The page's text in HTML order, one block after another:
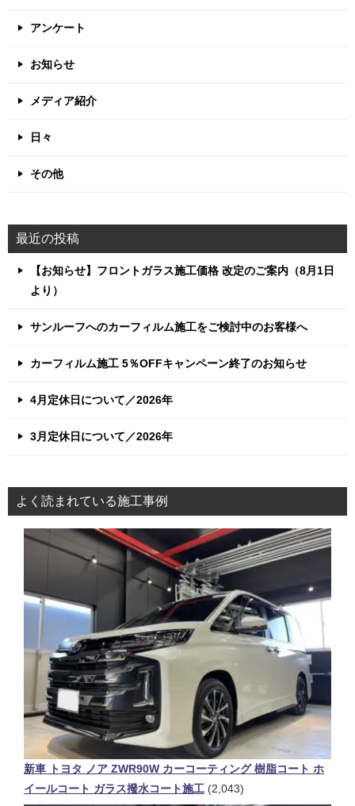
アンケート
お知らせ
メディア紹介
日々
その他
最近の投稿
【お知らせ】フロントガラス施工価格 改定のご案内（8月1日
より）
サンルーフへのカーフィルム施工をご検討中のお客様へ
カーフィルム施工 5％OFFキャンペーン終了のお知らせ
4月定休日について／2026年
3月定休日について／2026年
よく読まれている施工事例
新車 トヨタ ノア ZWR90W カーコーティング 樹脂コート ホ
イールコート ガラス撥水コート施工 (2,043)